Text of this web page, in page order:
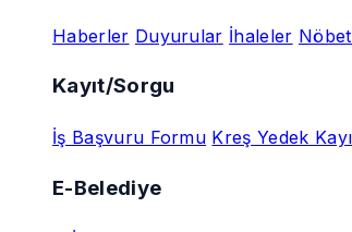
Haberler Duyurular İhaleler
Kayıt/Sorgu
İş Başvuru Formu Kreş Yedek
E-Belediye